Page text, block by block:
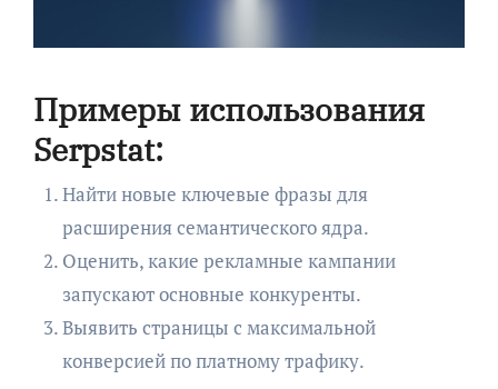
Примеры использования
Serpstat:
Найти новые ключевые фразы для
расширения семантического ядра.
Оценить, какие рекламные кампании
запускают основные конкуренты.
Выявить страницы с максимальной
конверсией по платному трафику.